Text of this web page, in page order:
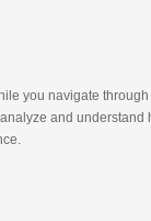
you navigate
and